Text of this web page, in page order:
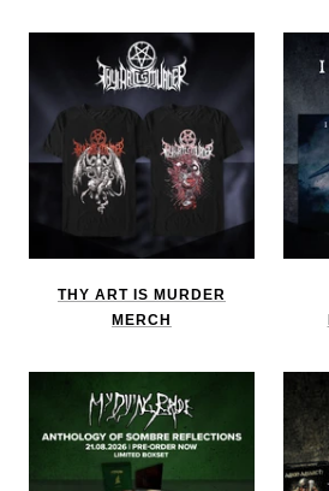
THY ART IS MURDER
MERCH